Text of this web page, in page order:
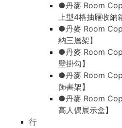
●丹麥 Room
上型4格抽屜收納
●丹麥 Room
納三層架】
●丹麥 Room
壁掛勾】
●丹麥 Room
飾書架】
●丹麥 Room
高人偶展示盒】
行